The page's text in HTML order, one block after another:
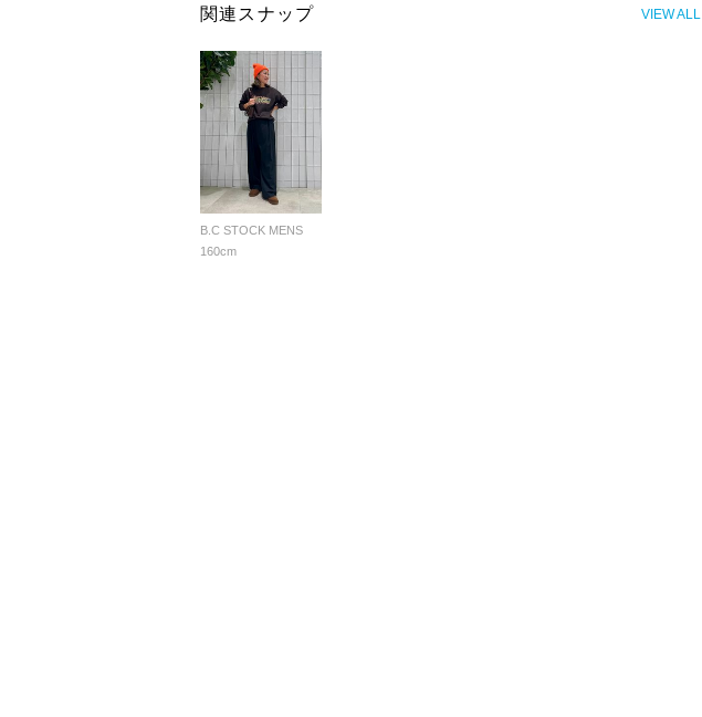
VIEW ALL
関連スナップ
B.C STOCK MENS
160cm